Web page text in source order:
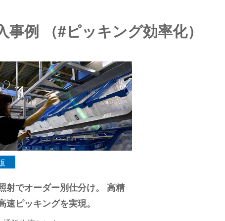
事例 （#ピッキング効率化）
射でオーダー別仕分け。 高精
速ピッキングを実現。